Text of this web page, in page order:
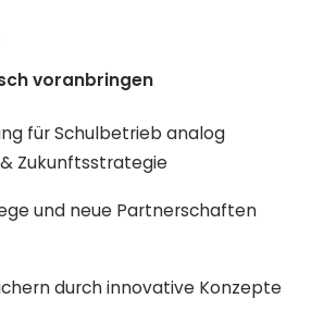
voranbringen
für Schulbetrieb analog
Zukunftsstrategie
und neue Partnerschaften
durch innovative Konzepte